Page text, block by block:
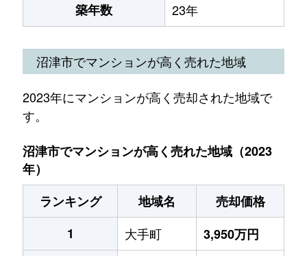
築年数 23年
沼津市でマンションが高く売れた地域
2023年にマンションが高く売却された地域で
す。
沼津市でマンションが高く売れた地域（2023
年）
ランキング
地域名
売却価格
1
大手町
3,950万円